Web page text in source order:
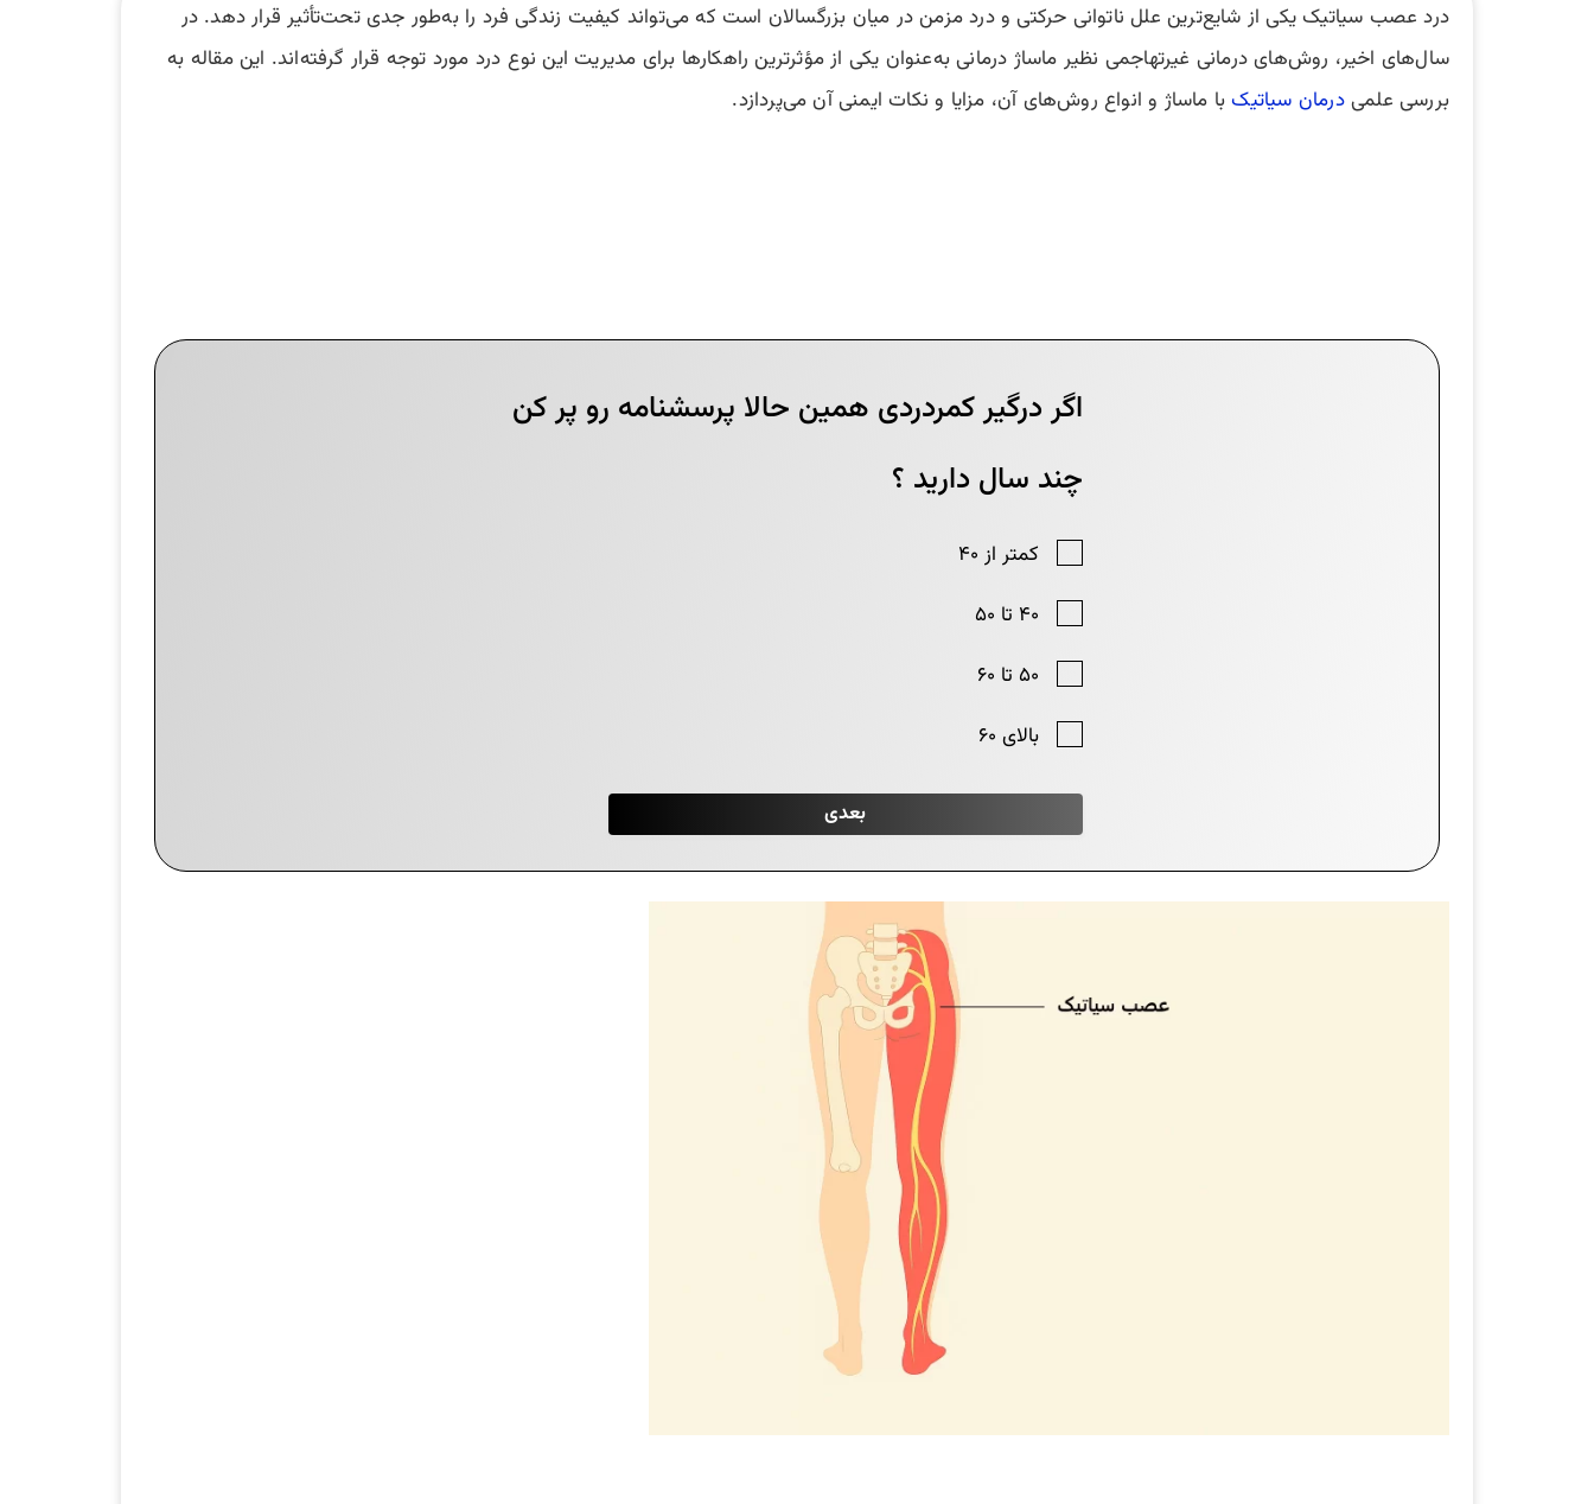
درد عصب سیاتیک یکی از شایع‌ترین علل ناتوانی حرکتی و درد مزمن در میان بزرگسالان است که می‌تواند کیفیت زندگی فرد را به‌طور جدی تحت‌تأثیر قرار دهد. در
سال‌های اخیر، روش‌های درمانی غیرتهاجمی نظیر ماساژ درمانی به‌عنوان یکی از مؤثرترین راهکارها برای مدیریت این نوع درد مورد توجه قرار گرفته‌اند. این مقاله به
بررسی علمیدرمان سیاتیکبا ماساژ و انواع روش‌های آن، مزایا و نکات ایمنی آن می‌پردازد.